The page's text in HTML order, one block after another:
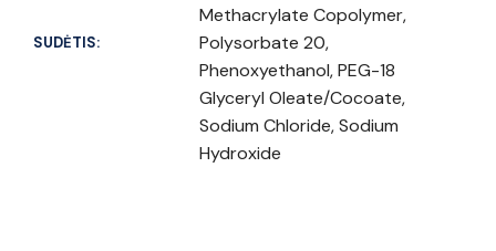
SUDĖTIS:
Methacrylate Copolymer,
Polysorbate 20,
Phenoxyethanol, PEG-18
Glyceryl Oleate/Cocoate,
Sodium Chloride, Sodium
Hydroxide